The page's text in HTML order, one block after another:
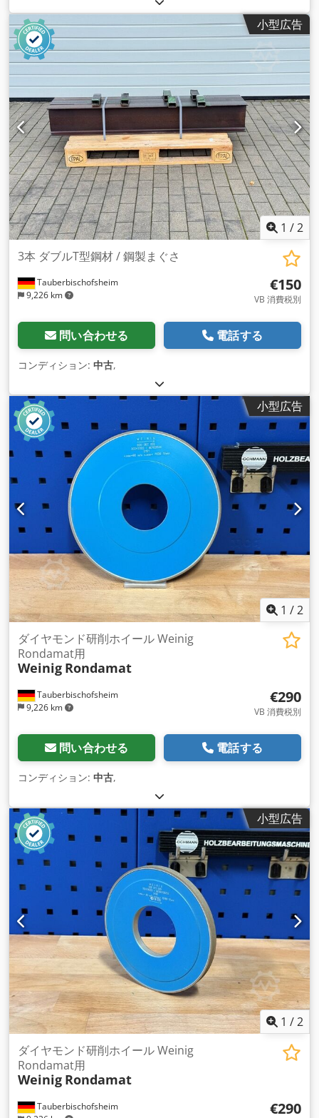
小型広告
1 /2
Tauberbischofsheim
9,226 km
3本 ダブルT型鋼材 / 鋼製まぐさ
€150
VB 消費税別
問い合わせる 電話する
コンディション: 中古,
小型広告
1 /2
Tauberbischofsheim
9,226 km
ダイヤモンド研削ホイール Weinig
Rondamat用
Weinig Rondamat
€290
VB 消費税別
問い合わせる 電話する
コンディション: 中古,
小型広告
1 /2
Tauberbischofsheim
ダイヤモンド研削ホイール Weinig
Rondamat用
Weinig Rondamat
€290